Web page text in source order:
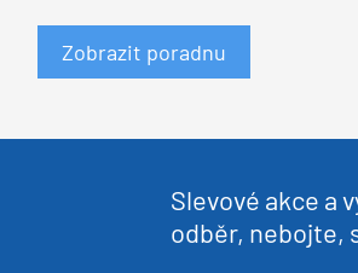
Zobrazit poradnu
Slevové akce a
odběr, nebojte,